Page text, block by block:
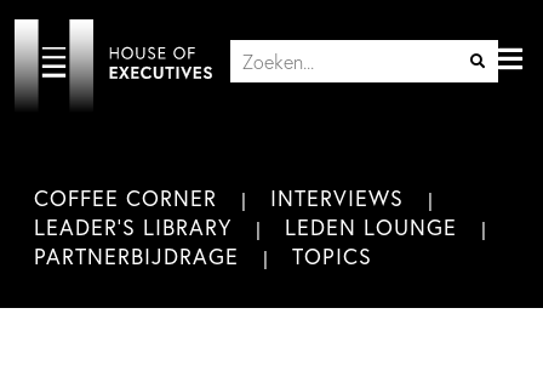
COFFEE CORNER
INTERVIEWS
LEADER'S LIBRARY
LEDEN LOUNGE
PARTNERBIJDRAGE
TOPICS